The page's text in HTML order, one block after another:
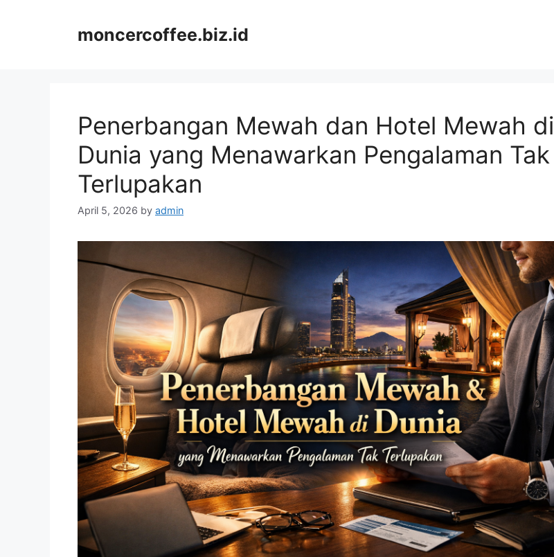
moncercoffee.biz.id
Penerbangan Mewah dan Hotel Mewah di
Dunia yang Menawarkan Pengalaman Tak
Terlupakan
April 5, 2026 by admin